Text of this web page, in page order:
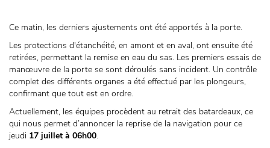
Ce matin, les derniers ajustements ont été apportés à la porte.
Les protections d'étanchéité, en amont et en aval, ont ensuite été
retirées, permettant la remise en eau du sas. Les premiers essais de
manœuvre de la porte se sont déroulés sans incident. Un contrôle
complet des différents organes a été effectué par les plongeurs,
confirmant que tout est en ordre.
Actuellement, les équipes procèdent au retrait des batardeaux, ce
qui nous permet d’annoncer la reprise de la navigation pour ce
jeudi 17 juillet à 06h00.